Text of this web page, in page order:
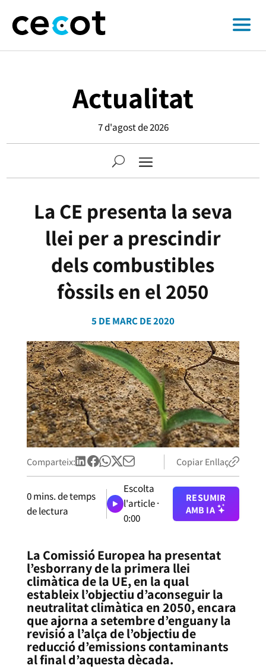
Actualitat
7 d'agost de 2026
La CE presenta la seva
llei per a prescindir
dels combustibles
fòssils en el 2050
5 DE MARÇ DE 2020
Comparteix: Copiar Enllaç
0mins. de temps
de lectura
Escolta
l'article ·
0:00
RESUMIR
AMB IA
La Comissió Europea ha presentat
l’esborrany de la primera llei
climàtica de la UE, en la qual
estableix l’objectiu d’aconseguir la
neutralitat climàtica en 2050, encara
que ajorna a setembre d’enguany la
revisió a l’alça de l’objectiu de
reducció d’emissions contaminants
al final d’aquesta dècada.